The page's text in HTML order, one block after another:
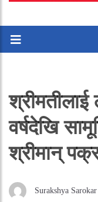
वर्षदेखि
श्रीमान्
Surakshya Sarokar